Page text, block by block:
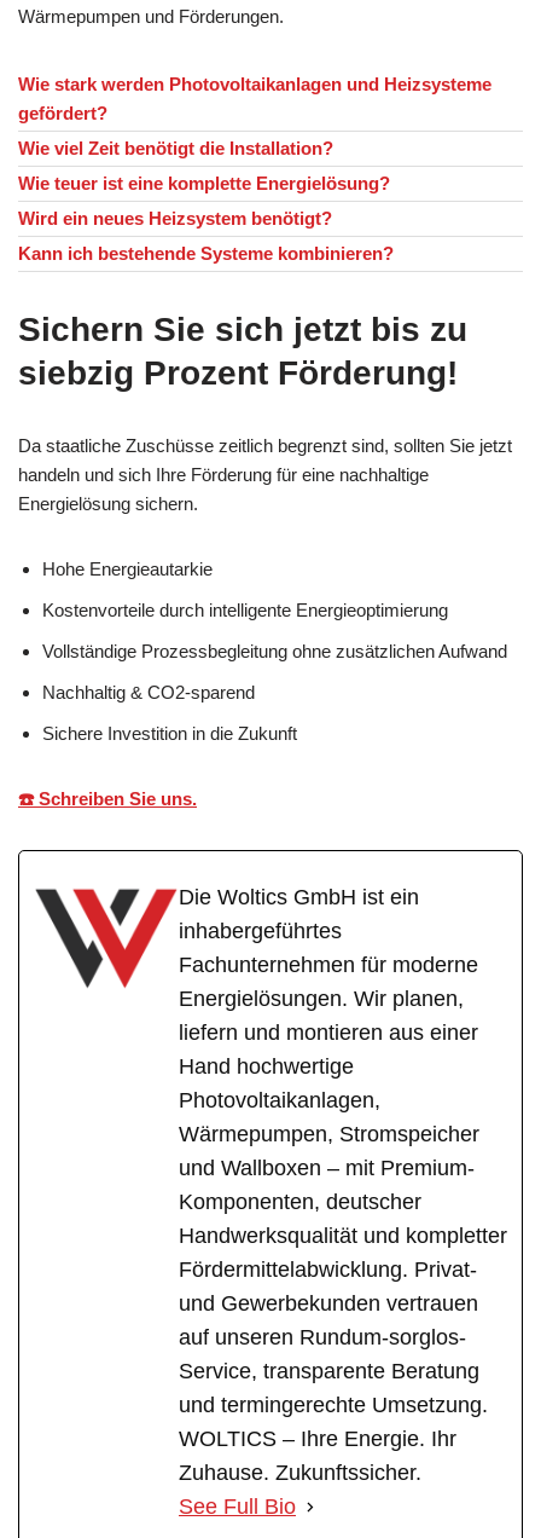
Wärmepumpen und Förderungen.
Wie stark werden Photovoltaikanlagen und Heizsysteme
gefördert?
Wie viel Zeit benötigt die Installation?
Wie teuer ist eine komplette Energielösung?
Wird ein neues Heizsystem benötigt?
Kann ich bestehende Systeme kombinieren?
Sichern Sie sich jetzt bis zu
siebzig Prozent Förderung!
Da staatliche Zuschüsse zeitlich begrenzt sind, sollten Sie jetzt
handeln und sich Ihre Förderung für eine nachhaltige
Energielösung sichern.
Hohe Energieautarkie
Kostenvorteile durch intelligente Energieoptimierung
Vollständige Prozessbegleitung ohne zusätzlichen Aufwand
Nachhaltig & CO2-sparend
Sichere Investition in die Zukunft
☎️ Schreiben Sie uns.
Die Woltics GmbH ist ein
inhabergeführtes
Fachunternehmen für moderne
Energielösungen. Wir planen,
liefern und montieren aus einer
Hand hochwertige
Photovoltaikanlagen,
Wärmepumpen, Stromspeicher
und Wallboxen – mit Premium-
Komponenten, deutscher
Handwerksqualität und kompletter
Fördermittelabwicklung. Privat-
und Gewerbekunden vertrauen
auf unseren Rundum-sorglos-
Service, transparente Beratung
und termingerechte Umsetzung.
WOLTICS – Ihre Energie. Ihr
Zuhause. Zukunftssicher.
See Full Bio